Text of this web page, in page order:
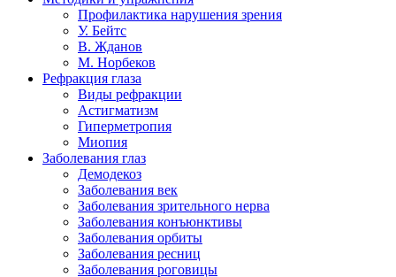
Профилактика нарушения зрения
У. Бейтс
В. Жданов
М. Норбеков
Рефракция глаза
Виды рефракции
Астигматизм
Гиперметропия
Миопия
Заболевания глаз
Демодекоз
Заболевания век
Заболевания зрительного нерва
Заболевания конъюнктивы
Заболевания орбиты
Заболевания ресниц
Заболевания роговицы